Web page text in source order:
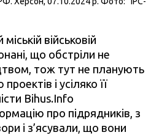
військовій
що обстріли не
тож тут не планують
і усіляко її
Bihus.Info
про підрядників, з
і з’ясували, що вони